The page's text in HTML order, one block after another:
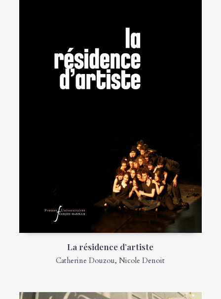
La résidence d’artiste
Catherine Douzou,Nicole Denoit